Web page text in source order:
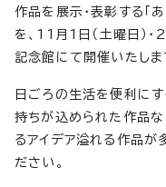
作品を展示・表彰する「
を、11月1日（土曜日）・
記念館にて開催いたしま
日ごろの生活を便利に
持ちが込められた作品
るアイデア溢れる作品が
ださい。